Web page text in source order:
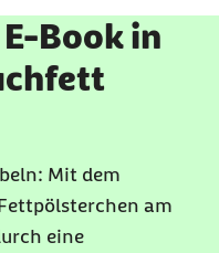
Book in
Mit dem
am
eine